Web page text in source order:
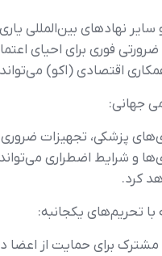
نهادهای بین‌المللی
ضرورتی فوری برای احیای
اقتصادی (اکو)
پزشکی، تجهیزات
و شرایط اضطراری می‌تواند
کرد.
برای حمایت از اعضا